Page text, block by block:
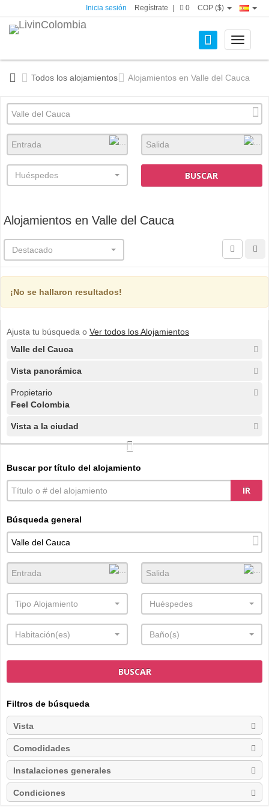
Inicia sesión Regístrate 0 COP ($)
Toggle
Todos los alojamientos Alojamientos en Valle del Cauca
Huéspedes BUSCAR
Alojamientos en Valle del Cauca
Destacado
¡No se hallaron resultados!
Ajusta tu búsqueda o Ver todos los Alojamientos
Valle del Cauca
Vista panorámica
Propietario
Feel Colombia
Vista a la ciudad
Buscar por título del alojamiento
IR
Búsqueda general
Tipo Alojamiento Huéspedes
Habitación(es) Baño(s)
BUSCAR
Filtros de búsqueda
Vista
Comodidades
Instalaciones generales
Condiciones